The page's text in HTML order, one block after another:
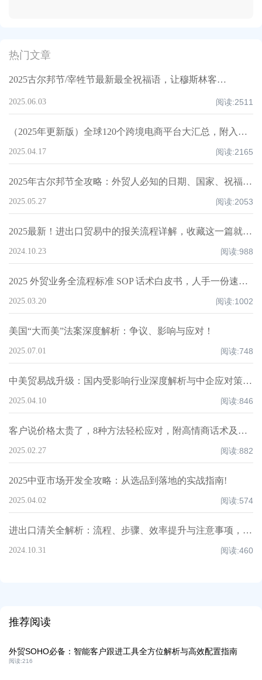
热门文章
2025古尔邦节/宰牲节最新最全祝福语，让穆斯林客户记住你！
2025.06.03 阅读:2511
（2025年更新版）全球120个跨境电商平台大汇总，附入驻要求、注册门槛和适合品类！
2025.04.17 阅读:2165
2025年古尔邦节全攻略：外贸人必知的日期、国家、祝福技巧与禁忌清单！
2025.05.27 阅读:2053
2025最新！进出口贸易中的报关流程详解，收藏这一篇就够了！
2024.10.23 阅读:988
2025 外贸业务全流程标准 SOP 话术白皮书，人手一份速领！
2025.03.20 阅读:1002
美国“大而美”法案深度解析：争议、影响与应对！
2025.07.01 阅读:748
中美贸易战升级：国内受影响行业深度解析与中企应对策略！
2025.04.10 阅读:846
客户说价格太贵了，8种方法轻松应对，附高情商话术及案例！
2025.02.27 阅读:882
2025中亚市场开发全攻略：从选品到落地的实战指南!
2025.04.02 阅读:574
进出口清关全解析：流程、步骤、效率提升与注意事项，超全知识点汇总！
2024.10.31 阅读:460
推荐阅读
外贸SOHO必备：智能客户跟进工具全方位解析与高效配置指南
阅读:216